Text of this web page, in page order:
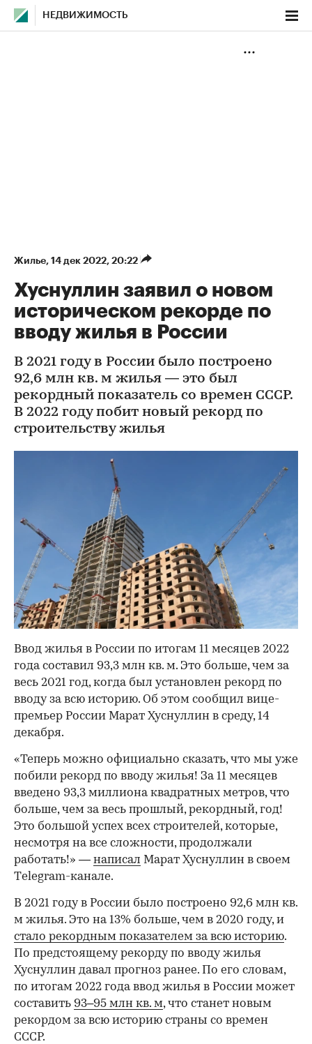
НЕДВИЖИМОСТЬ
Жилье⁠, 14 дек 2022, 20:22
Хуснуллин заявил о новом
историческом рекорде по
вводу жилья в России
В 2021 году в России было построено
92,6 млн кв. м жилья — это был
рекордный показатель со времен СССР.
В 2022 году побит новый рекорд по
строительству жилья
Ввод жилья в России по итогам 11 месяцев 2022
года составил 93,3 млн кв. м. Это больше, чем за
весь 2021 год, когда был установлен рекорд по
вводу за всю историю. Об этом сообщил вице-
премьер России Марат Хуснуллин в среду, 14
декабря.
«Теперь можно официально сказать, что мы уже
побили рекорд по вводу жилья! За 11 месяцев
введено 93,3 миллиона квадратных метров, что
больше, чем за весь прошлый, рекордный, год!
Это большой успех всех строителей, которые,
несмотря на все сложности, продолжали
работать!» — написал Марат Хуснуллин в своем
Тelegram-канале.
В 2021 году в России было построено 92,6 млн кв.
м жилья. Это на 13% больше, чем в 2020 году, и
стало рекордным показателем за всю историю.
По предстоящему рекорду по вводу жилья
Хуснуллин давал прогноз ранее. По его словам,
по итогам 2022 года ввод жилья в России может
составить 93–95 млн кв. м, что станет новым
рекордом за всю историю страны со времен
СССР.